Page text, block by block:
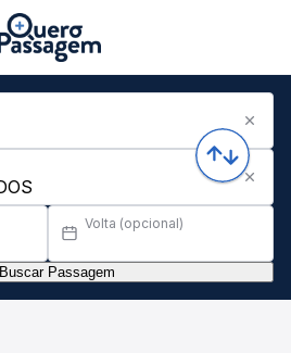
Volta (opcional)
Buscar Passagem